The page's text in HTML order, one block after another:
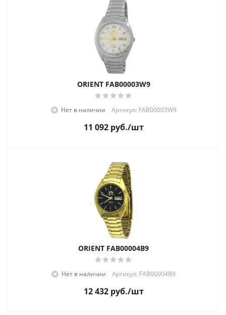
ORIENT FAB00003W9
Нет в наличии Артикул: FAB00003W9
11 092руб./шт
ORIENT FAB00004B9
Нет в наличии Артикул: FAB00004B9
12 432руб./шт